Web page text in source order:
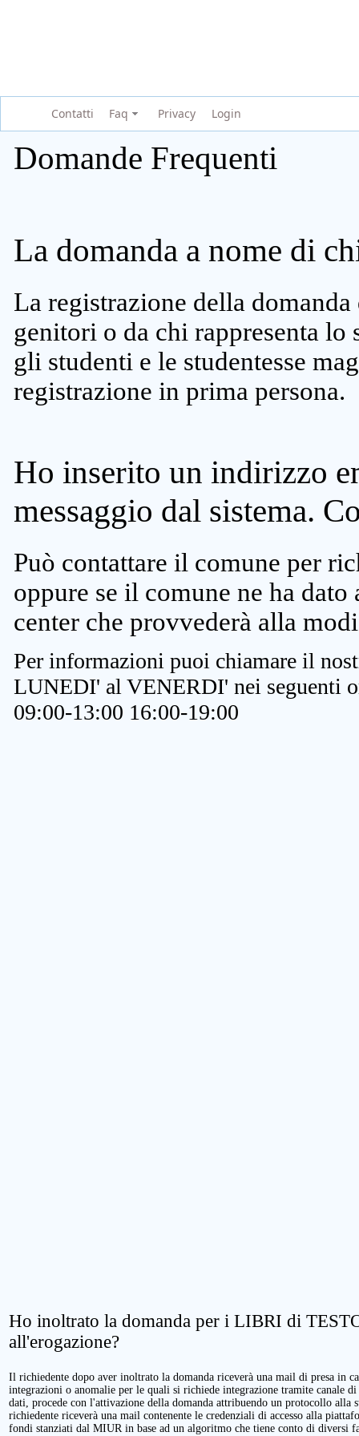
Contatti Faq Privacy Login
Domande Frequenti
La domanda a nome di
La registrazione della
genitori o da chi rappresenta lo
gli studenti e le studentesse
registrazione in prima persona.
Ho inserito un indirizzo
messaggio dal sistema.
Può contattare il comune per
oppure se il comune ne ha
center che provvederà alla
Per informazioni puoi chiamare il
LUNEDI' al VENERDI' nei seguenti
09:00-13:00 16:00-19:00
Ho inoltrato la domanda per i LIBRI di
all'erogazione?
Il richiedente dopo aver inoltrato la domanda riceverà una mail di presa in
integrazioni o anomalie per le quali si richiede integrazione tramite canale
dati, procede con l'attivazione della domanda attribuendo un protocollo alla
richiedente riceverà una mail contenente le credenziali di accesso alla
fondi stanziati dal MIUR in base ad un algoritmo che tiene conto di diversi